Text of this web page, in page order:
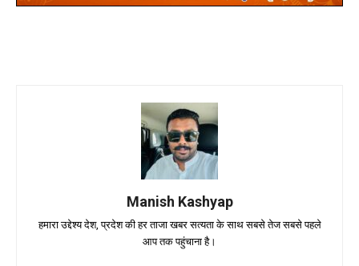
Manish Kashyap
हमारा उद्देश्य देश, प्रदेश की हर ताजा खबर सत्यता के साथ सबसे तेज सबसे पहले
आप तक पहुंचाना है।